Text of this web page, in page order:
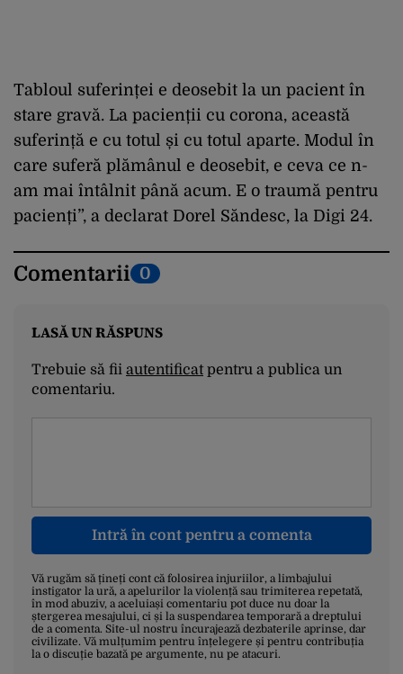
Tabloul suferinței e deosebit la un pacient în
stare gravă. La pacienții cu corona, această
suferință e cu totul și cu totul aparte. Modul în
care suferă plămânul e deosebit, e ceva ce n-
am mai întâlnit până acum. E o traumă pentru
pacienți”, a declarat Dorel Săndesc, la Digi 24.
Comentarii 0
LASĂ UN RĂSPUNS
Trebuie să fii autentificatpentru a publica un
comentariu.
Intră în cont pentru a comenta
Vă rugăm să țineți cont că folosirea injuriilor, a limbajului
instigator la ură, a apelurilor la violență sau trimiterea repetată,
în mod abuziv, a aceluiași comentariu pot duce nu doar la
ștergerea mesajului, ci și la suspendarea temporară a dreptului
de a comenta. Site-ul nostru încurajează dezbaterile aprinse, dar
civilizate. Vă mulțumim pentru înțelegere și pentru contribuția
la o discuție bazată pe argumente, nu pe atacuri.